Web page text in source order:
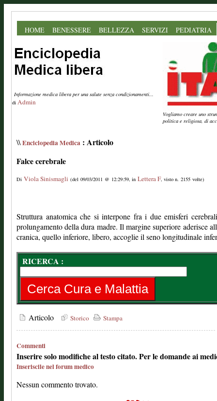
HOME BENESSERE BELLEZZA SERVIZI PEDIATRIA
Informazione medica libera per una salute senza condizionamenti...
di Admin
Vogliamo creare uno
politica e religiosa, di
\\Enciclopedia Medica : Articolo
Falce cerebrale
Di Viola Sinismagli (del 09/03/2011 @ 12:29:59, in Lettera F, visto n. 2155 volte)
Struttura anatomica che si interpone fra i due emisferi
prolungamento della dura madre. Il margine superiore aderisce
cranica, quello inferiore, libero, accoglie il seno longitudinale
RICERCA :
Articolo Storico Stampa
Commenti
Inserire solo modifiche al testo citato. Per le domande ai
Inseriscile nel forum medico
Nessun commento trovato.